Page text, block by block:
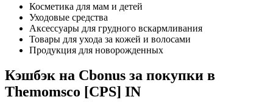
Косметика для мам и детей
Уходовые средства
Аксессуары для грудного вскармливания
Товары для ухода за кожей и волосами
Продукция для новорожденных
Кэшбэк на Cbonus за покупки в
Themomsco [CPS] IN